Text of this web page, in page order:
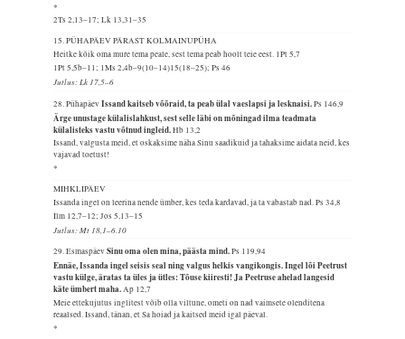
*
2Ts 2,13–17; Lk 13,31–35
15. PÜHAPÄEV PÄRAST KOLMAINUPÜHA
Heitke kõik oma mure tema peale, sest tema peab hoolt teie eest. 1Pt 5,7
1Pt 5,5b–11; 1Ms 2,4b–9(10–14)15(18–25); Ps 46
Jutlus: Lk 17,5–6
28. PühapäevIssand kaitseb võõraid, ta peab ülal vaeslapsi ja lesknaisi.Ps 146,9
Ärge unustage külalislahkust, sest selle läbi on mõningad ilma teadmata
külalisteks vastu võtnud ingleid.Hb 13,2
Issand, valgusta meid, et oskaksime näha Sinu saadikuid ja tahaksime aidata neid, kes
vajavad toetust!
*
MIHKLIPÄEV
Issanda ingel on leerina nende ümber, kes teda kardavad, ja ta vabastab nad.Ps 34,8
Ilm 12,7–12; Jos 5,13–15
Jutlus: Mt 18,1–6.10
29. EsmaspäevSinu oma olen mina, päästa mind.Ps 119,94
Ennäe, Issanda ingel seisis seal ning valgus helkis vangikongis. Ingel lõi Peetrust
vastu külge, äratas ta üles ja ütles: Tõuse kiiresti! Ja Peetruse ahelad langesid
käte ümbert maha.Ap 12,7
Meie ettekujutus inglitest võib olla viltune, ometi on nad vaimsete olenditena
reaalsed. Issand, tänan, et Sa hoiad ja kaitsed meid igal päeval.
*